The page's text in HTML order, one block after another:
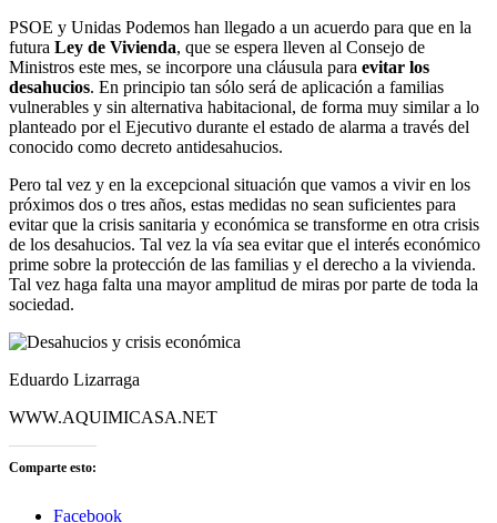
PSOE y Unidas Podemos han llegado a un acuerdo para que en la
futura Ley de Vivienda, que se espera lleven al Consejo de
Ministros este mes, se incorpore una cláusula para evitar los
desahucios. En principio tan sólo será de aplicación a familias
vulnerables y sin alternativa habitacional, de forma muy similar a lo
planteado por el Ejecutivo durante el estado de alarma a través del
conocido como decreto antidesahucios.
Pero tal vez y en la excepcional situación que vamos a vivir en los
próximos dos o tres años, estas medidas no sean suficientes para
evitar que la crisis sanitaria y económica se transforme en otra crisis
de los desahucios. Tal vez la vía sea evitar que el interés económico
prime sobre la protección de las familias y el derecho a la vivienda.
Tal vez haga falta una mayor amplitud de miras por parte de toda la
sociedad.
Eduardo Lizarraga
WWW.AQUIMICASA.NET
Comparte esto:
Facebook